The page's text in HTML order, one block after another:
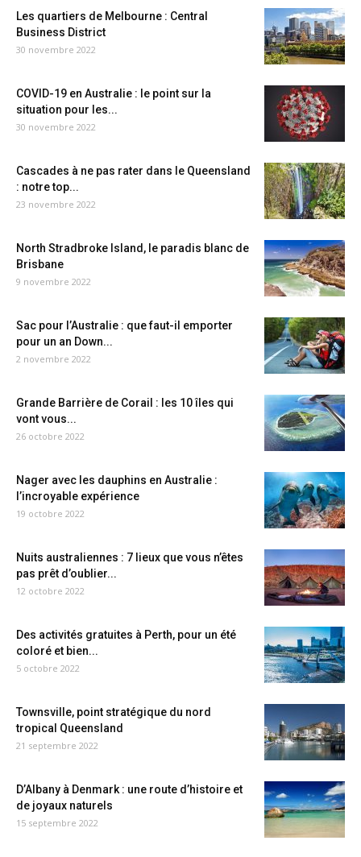
Les quartiers de Melbourne : Central
Business District
30 novembre 2022
COVID-19 en Australie : le point sur la
situation pour les...
30 novembre 2022
Cascades à ne pas rater dans le Queensland
: notre top...
23 novembre 2022
North Stradbroke Island, le paradis blanc de
Brisbane
9 novembre 2022
Sac pour l’Australie : que faut-il emporter
pour un an Down...
2 novembre 2022
Grande Barrière de Corail : les 10 îles qui
vont vous...
26 octobre 2022
Nager avec les dauphins en Australie :
l’incroyable expérience
19 octobre 2022
Nuits australiennes : 7 lieux que vous n’êtes
pas prêt d’oublier...
12 octobre 2022
Des activités gratuites à Perth, pour un été
coloré et bien...
5 octobre 2022
Townsville, point stratégique du nord
tropical Queensland
21 septembre 2022
D’Albany à Denmark : une route d’histoire et
de joyaux naturels
15 septembre 2022